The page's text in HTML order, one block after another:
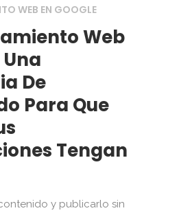
WEB EN GOOGLE
Web
De
Para Que
Tengan
y publicarlo sin